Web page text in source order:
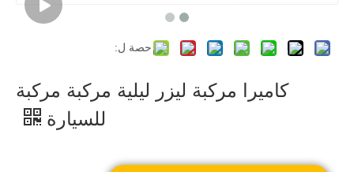
حصة ل:
كاميرا مركبة ليزر ليلية مركبة مركبة
للسيارة